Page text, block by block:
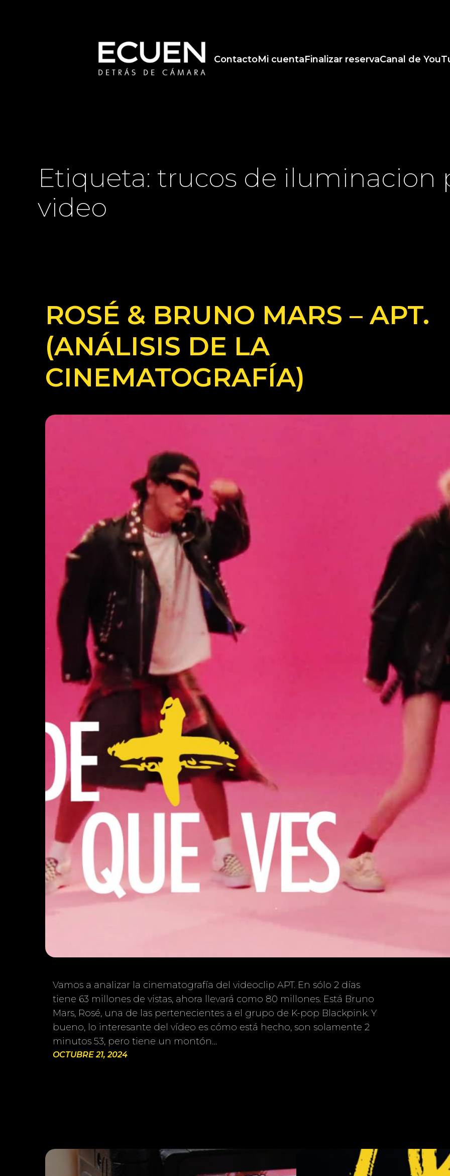
ContactoMi cuentaFinalizar reservaCanal de
Etiqueta: trucos de iluminacion
video
ROSÉ & BRUNO MARS – APT.
(ANÁLISIS DE LA
CINEMATOGRAFÍA)
Vamos a analizar la cinematografía del videoclip APT. En sólo 2 días
tiene 63 millones de vistas, ahora llevará como 80 millones. Está Bruno
Mars, Rosé, una de las pertenecientes a el grupo de K-pop Blackpink. Y
bueno, lo interesante del vídeo es cómo está hecho, son solamente 2
minutos 53, pero tiene un montón…
OCTUBRE 21, 2024